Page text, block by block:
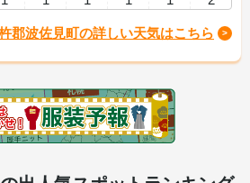
郡波佐見町の詳しい天気はこちら